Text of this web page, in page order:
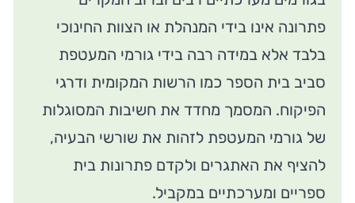
פתרונה אינו בידי המנהלת או הצוות החינוכי
בלבד אלא במידה רבה בידי גורמי המעטפת
סביב בית הספר כמו הרשות המקומית ודרגי
הפיקוח. המסמך מחדד את חשיבות המסוגלות
של גורמי המעטפת לזהות את שורשי הבעיה,
להציף את האתגרים ולקדם פתרונות בית
ספריים ומערכתיים במקביל.